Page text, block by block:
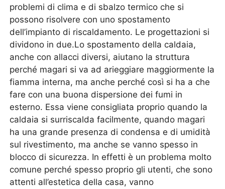
problemi di clima e di sbalzo termico che si
possono risolvere con uno spostamento
dell’impianto di riscaldamento. Le progettazioni si
dividono in due.Lo spostamento della caldaia,
anche con allacci diversi, aiutano la struttura
perché magari si va ad arieggiare maggiormente la
fiamma interna, ma anche perché così si ha a che
fare con una buona dispersione dei fumi in
esterno. Essa viene consigliata proprio quando la
caldaia si surriscalda facilmente, quando magari
ha una grande presenza di condensa e di umidità
sul rivestimento, ma anche se vanno spesso in
blocco di sicurezza. In effetti è un problema molto
comune perché spesso proprio gli utenti, che sono
attenti all’estetica della casa, vanno